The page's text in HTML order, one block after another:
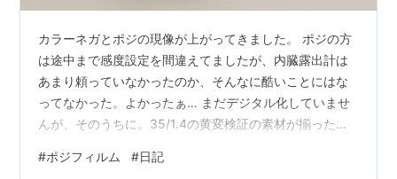
カラーネガとポジの現像が上がってきました。 ポジの方
は途中まで感度設定を間違えてましたが、内臓露出計は
あまり頼っていなかったのか、そんなに酷いことにはな
ってなかった。よかったぁ… まだデジタル化していませ
んが、そのうちに。35/1.4の黄変検証の素材が揃った。
ないつもり…と思ってたんですが、描写を見るとまた使
#ポジフィルム #日記